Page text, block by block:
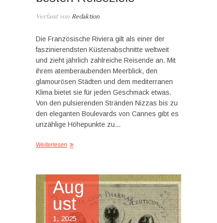
Verfasst von Redaktion
Die Französische Riviera gilt als einer der
faszinierendsten Küstenabschnitte weltweit
und zieht jährlich zahlreiche Reisende an. Mit
ihrem atemberaubenden Meerblick, den
glamourösen Städten und dem mediterranen
Klima bietet sie für jeden Geschmack etwas.
Von den pulsierenden Stränden Nizzas bis zu
den eleganten Boulevards von Cannes gibt es
unzählige Höhepunkte zu…
Weiterlesen
Aug
ust
1, 2025